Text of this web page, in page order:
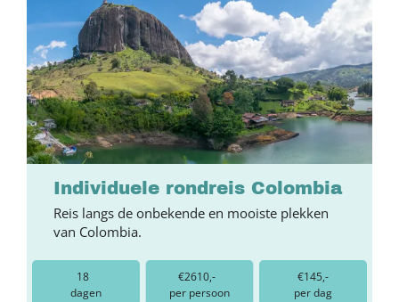
Individuele rondreis Colombia
Reis langs de onbekende en mooiste plekken
van Colombia.
18
dagen
€2610,-
per persoon
€145,-
per dag